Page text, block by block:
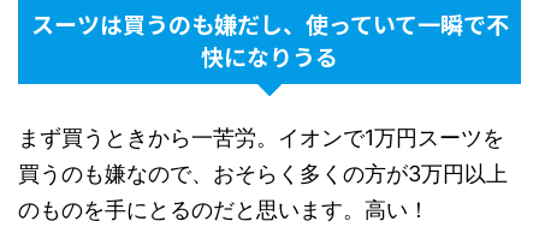
スーツは買うのも嫌だし、使っていて一瞬で不
快になりうる
まず買うときから一苦労。イオンで1万円スーツを
買うのも嫌なので、おそらく多くの方が3万円以上
のものを手にとるのだと思います。高い！